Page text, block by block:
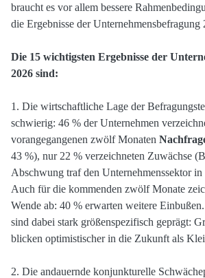
braucht es vor allem bessere
die Ergebnisse der Unternehmensbefragung
Die 15 wichtigsten Ergebnisse der
2026 sind:
1. Die wirtschaftliche Lage der
schwierig: 46 % der Unternehmen
vorangegangenen zwölf Monaten
43 %), nur 22 % verzeichneten Zuwächse
Abschwung traf den Unternehmenssektor in
Auch für die kommenden zwölf Monate
Wende ab: 40 % erwarten weitere
sind dabei stark größenspezifisch geprägt:
blicken optimistischer in die Zukunft als
2. Die andauernde konjunkturelle